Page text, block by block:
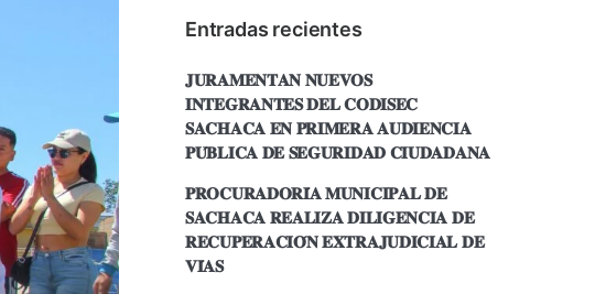
Entradas recientes
𝐉𝐔𝐑𝐀𝐌𝐄𝐍𝐓𝐀𝐍 𝐍𝐔𝐄𝐕𝐎𝐒
𝐈𝐍𝐓𝐄𝐆𝐑𝐀𝐍𝐓𝐄𝐒 𝐃𝐄𝐋 𝐂𝐎𝐃𝐈𝐒𝐄𝐂
𝐒𝐀𝐂𝐇𝐀𝐂𝐀 𝐄𝐍 𝐏𝐑𝐈𝐌𝐄𝐑𝐀 𝐀𝐔𝐃𝐈𝐄𝐍𝐂𝐈𝐀
𝐏𝐔́𝐁𝐋𝐈𝐂𝐀 𝐃𝐄 𝐒𝐄𝐆𝐔𝐑𝐈𝐃𝐀𝐃 𝐂𝐈𝐔𝐃𝐀𝐃𝐀𝐍𝐀
𝐏𝐑𝐎𝐂𝐔𝐑𝐀𝐃𝐎𝐑𝐈́𝐀 𝐌𝐔𝐍𝐈𝐂𝐈𝐏𝐀𝐋 𝐃𝐄
𝐒𝐀𝐂𝐇𝐀𝐂𝐀 𝐑𝐄𝐀𝐋𝐈𝐙𝐀 𝐃𝐈𝐋𝐈𝐆𝐄𝐍𝐂𝐈𝐀 𝐃𝐄
𝐑𝐄𝐂𝐔𝐏𝐄𝐑𝐀𝐂𝐈𝐎́𝐍 𝐄𝐗𝐓𝐑𝐀𝐉𝐔𝐃𝐈𝐂𝐈𝐀𝐋 𝐃𝐄
𝐕𝐈́𝐀𝐒